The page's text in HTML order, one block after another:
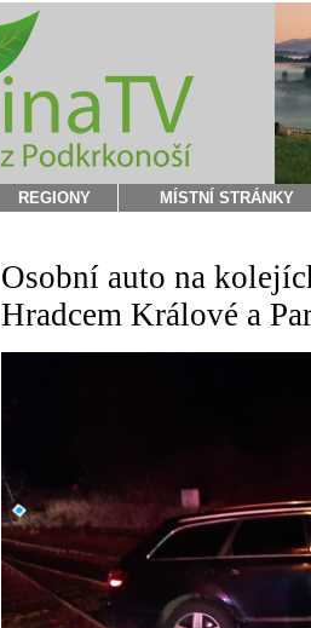
REGIONY MÍSTNÍ STRÁNKY
Osobní auto na
Hradcem Králové a